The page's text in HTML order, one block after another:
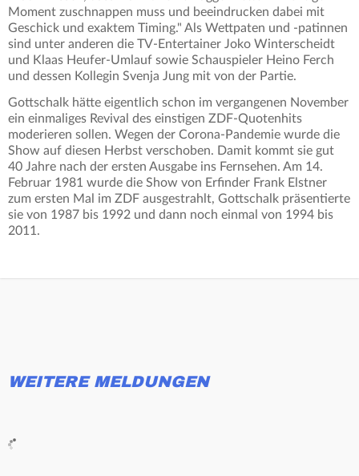
Moment zuschnappen muss und beeindrucken dabei mit
Geschick und exaktem Timing." Als Wettpaten und -patinnen
sind unter anderen die TV-Entertainer Joko Winterscheidt
und Klaas Heufer-Umlauf sowie Schauspieler Heino Ferch
und dessen Kollegin Svenja Jung mit von der Partie.
Gottschalk hätte eigentlich schon im vergangenen November
ein einmaliges Revival des einstigen ZDF-Quotenhits
moderieren sollen. Wegen der Corona-Pandemie wurde die
Show auf diesen Herbst verschoben. Damit kommt sie gut
40 Jahre nach der ersten Ausgabe ins Fernsehen. Am 14.
Februar 1981 wurde die Show von Erfinder Frank Elstner
zum ersten Mal im ZDF ausgestrahlt, Gottschalk präsentierte
sie von 1987 bis 1992 und dann noch einmal von 1994 bis
2011.
WEITERE MELDUNGEN